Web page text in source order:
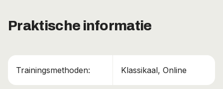
Praktische informatie
Trainingsmethoden: Klassikaal, Online